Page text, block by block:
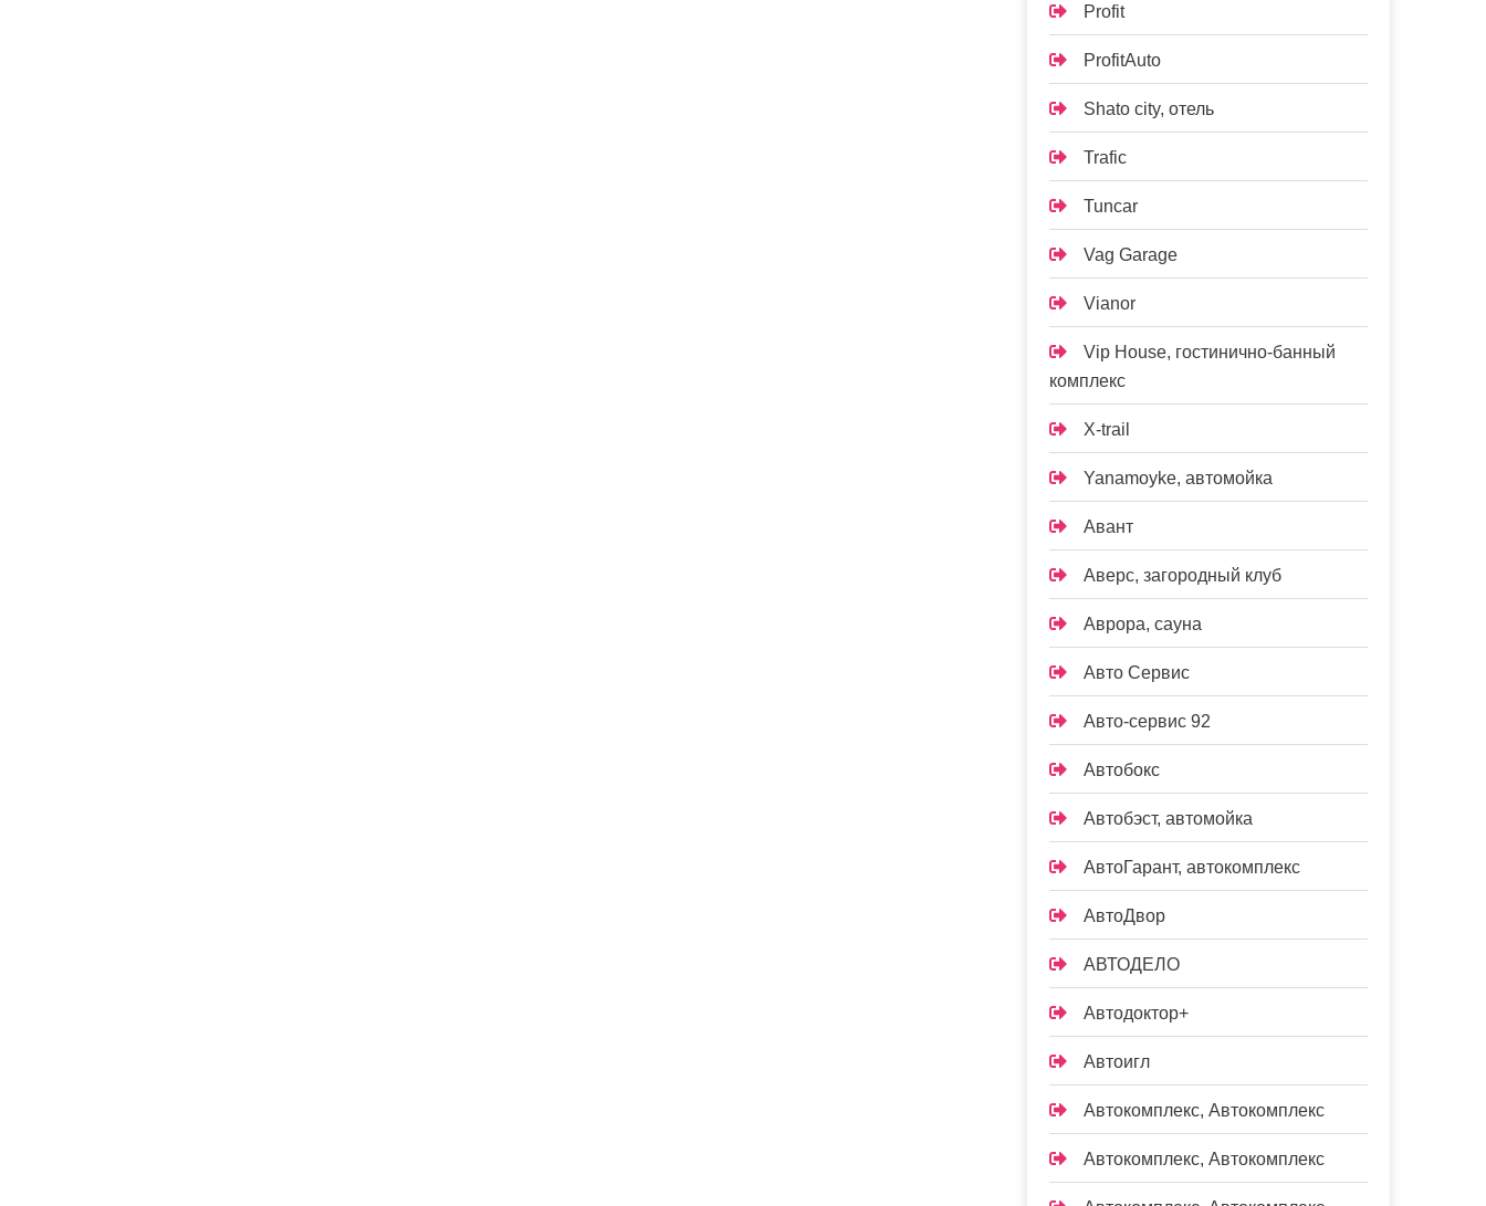
Profit
ProfitAuto
Shato city, отель
Trafic
Tuncar
Vag Garage
Vianor
Vip House, гостинично-банный
комплекс
X-trail
Yanamoyke, автомойка
Авант
Аверс, загородный клуб
Аврора, сауна
Авто Сервис
Авто-сервис 92
Автобокс
Автобэст, автомойка
АвтоГарант, автокомплекс
АвтоДвор
АВТОДЕЛО
Автодоктор+
Автоигл
Автокомплекс, Автокомплекс
Автокомплекс, Автокомплекс